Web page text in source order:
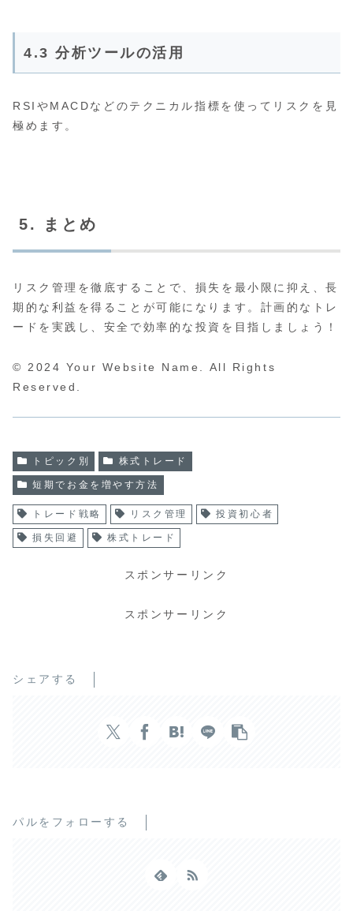
4.3 分析ツールの活用
RSIやMACDなどのテクニカル指標を使ってリスクを見
極めます。
5. まとめ
リスク管理を徹底することで、損失を最小限に抑え、長
期的な利益を得ることが可能になります。計画的なトレ
ードを実践し、安全で効率的な投資を目指しましょう！
© 2024 Your Website Name. All Rights
Reserved.
トピック別 株式トレード
短期でお金を増やす方法
トレード戦略 リスク管理 投資初心者
損失回避 株式トレード
スポンサーリンク
スポンサーリンク
シェアする
パルをフォローする